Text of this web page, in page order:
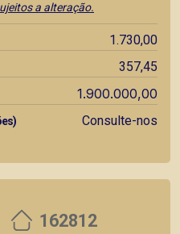
a alteração.
1.730,00
357,45
1.900.000,00
Consulte-nos
162812